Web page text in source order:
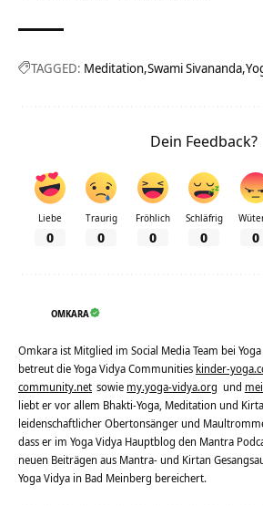
TAGGED: Meditation Swami Sivananda
Dein Feedback?
Liebe
0
Traurig
0
Fröhlich
0
Schläfrig
0 0
OMKARA
Omkara ist Mitglied im Social Media Team bei
betreut die Yoga Vidya Communities kinder-
community.net sowie my.yoga-vidya.org und
liebt er vor allem Bhakti-Yoga, Meditation und
leidenschaftlicher Obertonsänger und
dass er im Yoga Vidya Hauptblog den Mantra
neuen Beiträgen aus Mantra- und Kirtan
Yoga Vidya in Bad Meinberg bereichert.